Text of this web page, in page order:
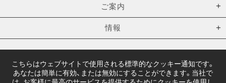
ご案内
情報
Copyright © 2026,
ニデックオルゴールショールーム オンラインショップ.
こちらはウェブサイトで使用される標準的なクッキー通知です。
あなたは簡単に有効、または無効にすることができます。当社で